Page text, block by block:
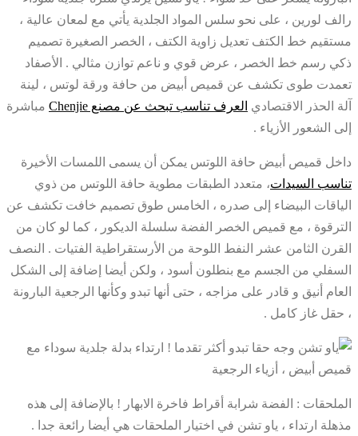
رالف لورين ، على نحو سلس المواد الجلدية يأتي مع لمعان عالية ،
مستقيم خط الكتف تعديل زاوية الكتف ، الخصر الصغيرة تصميم
ذكي رسم خط الخصر ، عرض قوي و ناعم توازن مثالي . الأصفاد
تعمدت طوى تكشف عن قميص أبيض من حافة ورقة لوتس ، لينة
آلة الحذر الاقتصادي العرف تناسب تبحث عن مصنع Chenjie
مباشرة
إلى الشعور الأزياء .
داخل قميص أبيض حافة اللوتس يمكن أن يسمى اللمسات الأخيرة
تناسب السيدات، متعدد الطبقات مطوية حافة اللوتس من ذوي
الياقات البيضاء إلى صدره ، الخامس طوق تصميم خافت تكشف عن
الترقوة ، مع قميص الخصر الفضة سلسلة الديكور ، كما لو كان من
القرن الثامن عشر النفط اللوحة من الأرستقراطية الفتيات . النصف
السفلي من الجسم مع بنطلون أسود ، ولكن أيضا إضافة إلى الشكل
العام أنيق و قادر على مزاجه ، حتى أنها تبدو وكأنها الرجعية البارونة
، حقل غاز كامل .
الملحقات : الفضة شرابة أقراط فاخرة الابهار ! بالإضافة إلى هذه
مذهلة ارتداء ، ياو تشن في اختيار الملحقات هي أيضا رائعة جدا .